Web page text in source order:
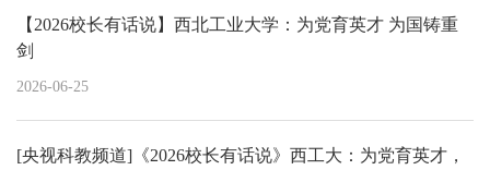
【2026校长有话说】西北工业大学：为党育英才 为国铸重
剑
2026-06-25
[央视科教频道]《2026校长有话说》西工大：为党育英才，